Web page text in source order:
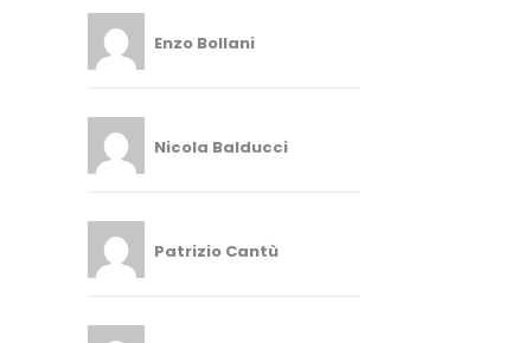
Enzo Bollani
Nicola Balducci
Patrizio Cantù